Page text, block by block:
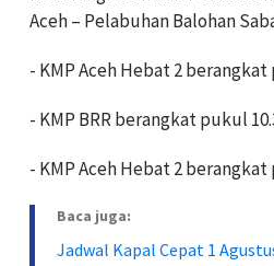
Aceh – Pelabuhan Balohan
- KMP Aceh Hebat 2
- KMP BRR berangkat pukul
- KMP Aceh Hebat 2
Baca juga:
Jadwal Kapal Cepat 1